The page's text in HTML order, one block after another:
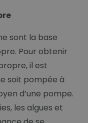
sont la base
Pour obtenir
il est
soit pompée à
d’une pompe.
les algues et